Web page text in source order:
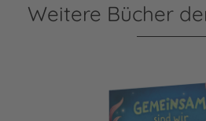
Weitere Bücher